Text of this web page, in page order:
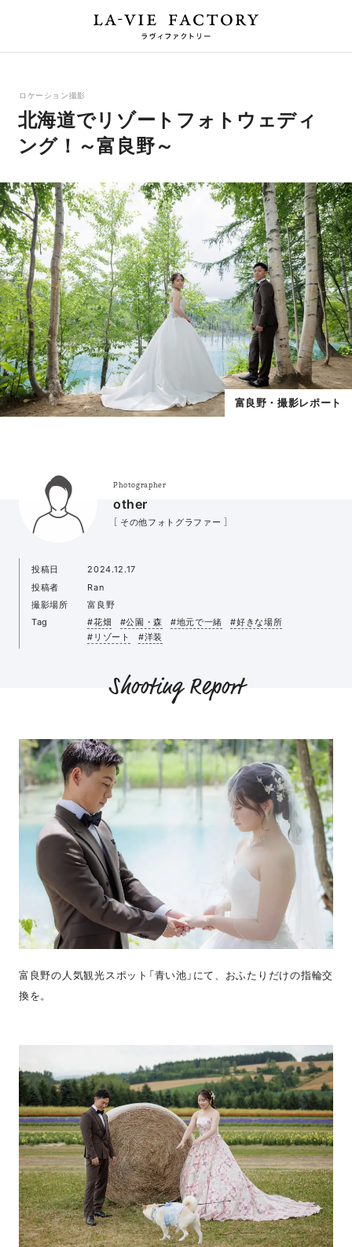
ロケーション撮影
北海道でリゾートフォトウェディ
ング！～富良野～
富良野・撮影レポート
Photographer
other
［ その他フォトグラファー ］
投稿日
2024.12.17
投稿者
Ran
撮影場所
富良野
Tag
#花畑 #公園・森 #地元で一緒
#好きな場所
#リゾート
#洋装
Shooting Report
富良野の人気観光スポット「青い池」にて、おふたりだけの指輪交
換を。